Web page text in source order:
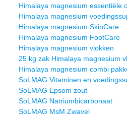
Himalaya magnesium essentiële
Himalaya magnesium
Himalaya magnesium SkinCare
Himalaya magnesium FootCare
Himalaya magnesium vlokken
25 kg zak Himalaya magnesium
Himalaya magnesium combi
SoLMAG Vitaminen en
SoLMAG Epsom zout
SoLMAG Natriumbicarbonaat
SoLMAG MsM Zwavel